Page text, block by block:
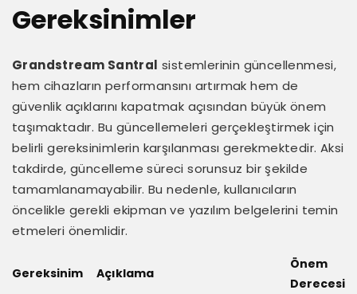
Gereksinimler
Grandstream Santral sistemlerinin güncellenmesi,
hem cihazların performansını artırmak hem de
güvenlik açıklarını kapatmak açısından büyük önem
taşımaktadır. Bu güncellemeleri gerçekleştirmek için
belirli gereksinimlerin karşılanması gerekmektedir. Aksi
takdirde, güncelleme süreci sorunsuz bir şekilde
tamamlanamayabilir. Bu nedenle, kullanıcıların
öncelikle gerekli ekipman ve yazılım belgelerini temin
etmeleri önemlidir.
Gereksinim Açıklama
Önem
Derecesi